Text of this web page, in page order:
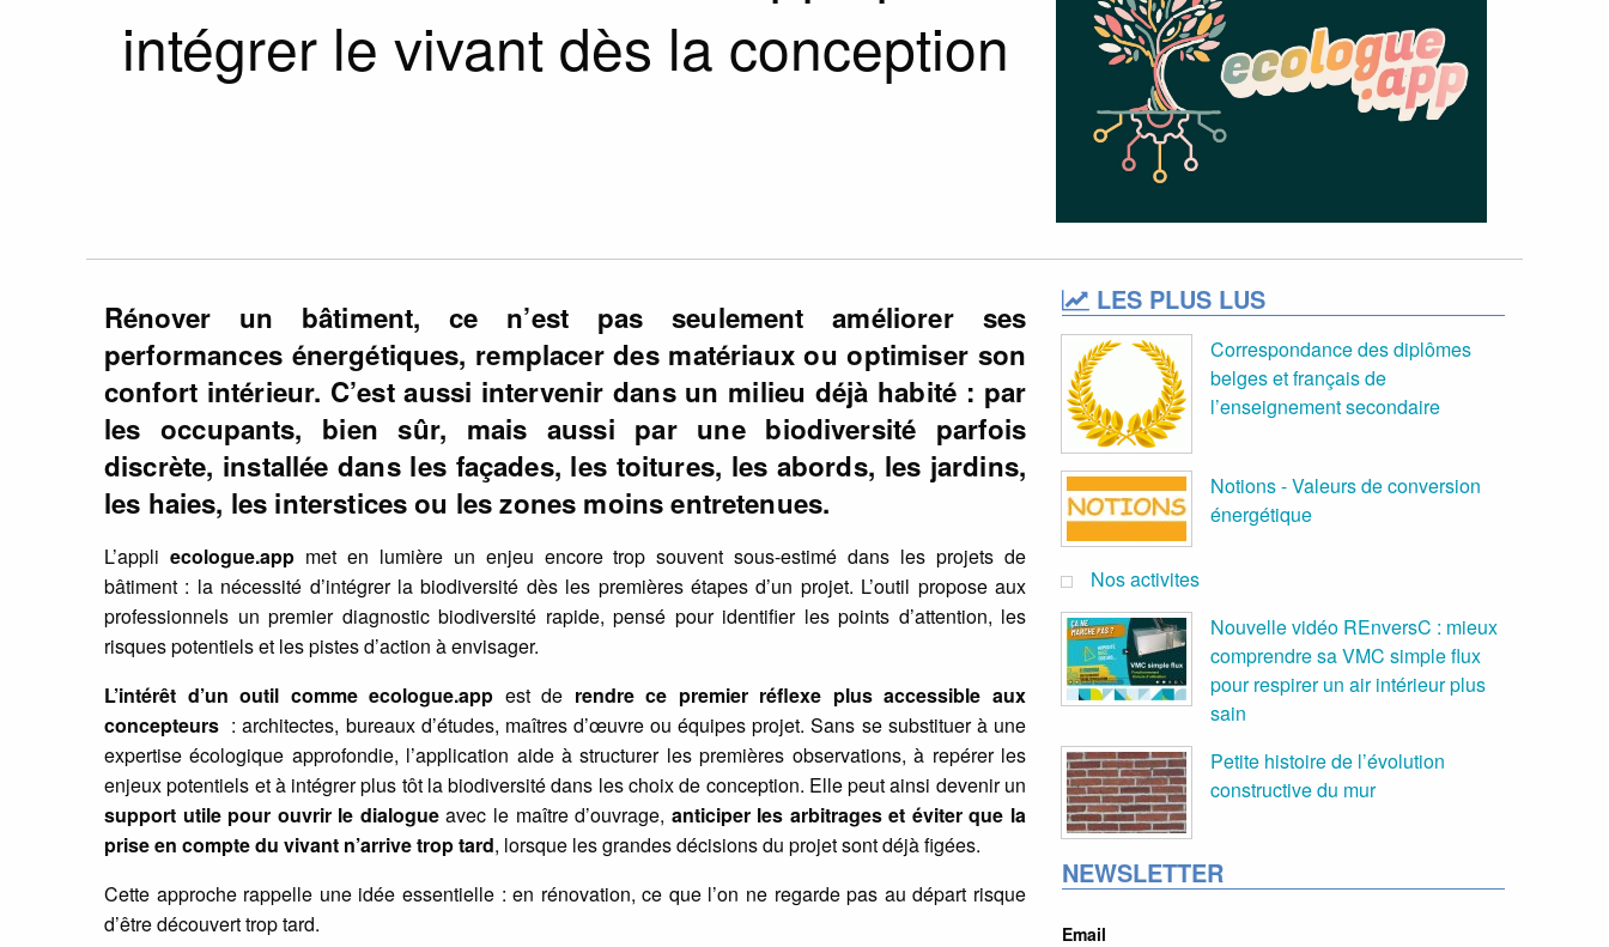
intégrer le vivant dès la conception
Rénover un bâtiment, ce n’est pas seulement améliorer ses
performances énergétiques, remplacer des matériaux ou optimiser son
confort intérieur. C’est aussi intervenir dans un milieu déjà habité : par
les occupants, bien sûr, mais aussi par une biodiversité parfois
discrète, installée dans les façades, les toitures, les abords, les jardins,
les haies, les interstices ou les zones moins entretenues.
L’appli ecologue.appmet en lumière un enjeu encore trop souvent sous-estimé dans les projets de
bâtiment : la nécessité d’intégrer la biodiversité dès les premières étapes d’un projet. L’outil propose aux
professionnels un premier diagnostic biodiversité rapide, pensé pour identifier les points d’attention, les
risques potentiels et les pistes d’action à envisager.
L’intérêt d’un outil comme ecologue.app est de rendre ce premier réflexe plus accessible aux
concepteurs : architectes, bureaux d’études, maîtres d’œuvre ou équipes projet. Sans se substituer à une
expertise écologique approfondie, l’application aide à structurer les premières observations, à repérer les
enjeux potentiels et à intégrer plus tôt la biodiversité dans les choix de conception. Elle peut ainsi devenir un
support utile pour ouvrir le dialogueavec le maître d’ouvrage, anticiper les arbitrages et éviter que la
prise en compte du vivant n’arrive trop tard, lorsque les grandes décisions du projet sont déjà figées.
Cette approche rappelle une idée essentielle : en rénovation, ce que l’on ne regarde pas au départ risque
d’être découvert trop tard.
LES PLUS LUS
Correspondance des diplômes
belges et français de
l’enseignement secondaire
Notions - Valeurs de conversion
énergétique
Nos activites
Nouvelle vidéo REnversC : mieux
comprendre sa VMC simple flux
pour respirer un air intérieur plus
sain
Petite histoire de l’évolution
constructive du mur
NEWSLETTER
Email